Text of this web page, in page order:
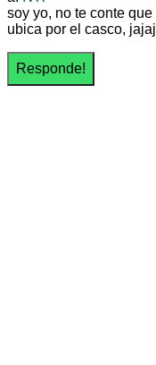
soy yo, no te conte
ubica por el casco,